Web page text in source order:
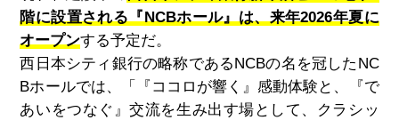
階に設置される『NCBホール』は、来年2026年夏に
オープンする予定だ。
西日本シティ銀行の略称であるNCBの名を冠したNC
Bホールでは、「『ココロが響く』感動体験と、『で
あいをつなぐ』交流を生み出す場として、クラシッ